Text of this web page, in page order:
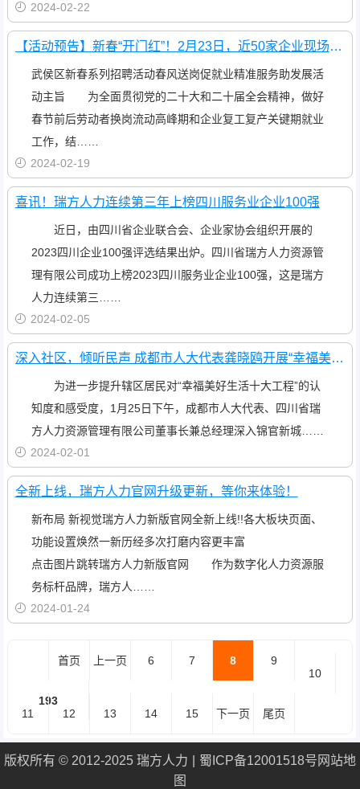
2024-02-22
【活动预告】新春“开门红”！2月23日，近50家企业现场揽才，5000余个岗位任你挑选~
武侯区新春系列招聘活动春风送岗促就业精准服务助发展活
动主旨 为全面贯彻党的二十大和二十届全会精神，做好
春节前后劳动者换岗流动高峰期和企业复工复产关键期就业
工作，结……
2024-02-19
喜讯！瑞方人力连续第三年上榜四川服务业企业100强
近日，由四川省企业联合会、企业家协会组织开展的
2023四川企业100强评选结果出炉。四川省瑞方人力资源管
理有限公司成功上榜2023四川服务业企业100强，这是瑞方
人力连续第三……
2024-02-05
深入社区，倾听民声 成都市人大代表龚晓鸥开展“幸福美好生活十大工程”宣讲
为进一步提升辖区居民对“幸福美好生活十大工程”的认
知度和感受度，1月25日下午，成都市人大代表、四川省瑞
方人力资源管理有限公司董事长兼总经理深入锦官新城……
2024-02-01
全新上线，瑞方人力官网升级更新，等你来体验！
新布局 新视觉瑞方人力新版官网全新上线!!各大板块页面、
功能设置焕然一新历经多次打磨内容更丰富
点击图片跳转瑞方人力新版官网 作为数字化人力资源服
务标杆品牌，瑞方人……
2024-01-24
193
首页 上一页 6 7 8
9
10
11 12 13 14 15 下一页 尾页
版权所有 © 2012-2025 瑞方人力 蜀ICP备12001518号 网站地
图